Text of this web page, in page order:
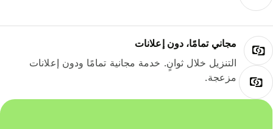
مجاني تمامًا، دون إعلانات
التنزيل خلال ثوانٍ. خدمة مجانية تمامًا ودون إعلانات
مزعجة.